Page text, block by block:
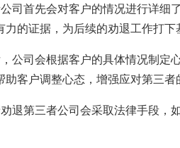
司首先会对客户的情况进行详细
的证据，为后续的劝退工作打下
公司会根据客户的具体情况制定
客户调整心态，增强应对第三者
退第三者公司会采取法律手段，